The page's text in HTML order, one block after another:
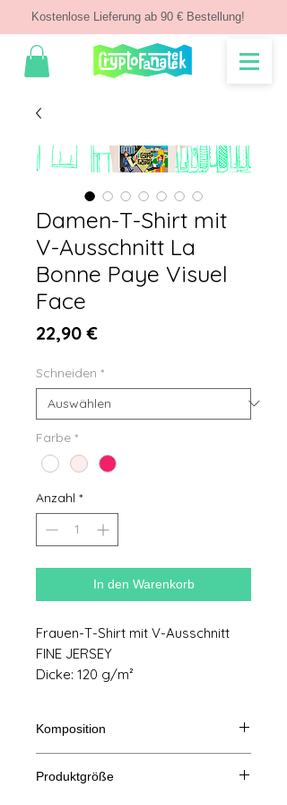
Kostenlose Lieferung ab 90 € Bestellung!
Damen-T-Shirt mit
V-Ausschnitt La
Bonne Paye Visuel
Face
22,90 €Preis
Schneiden *
Farbe *
Anzahl *
In den Warenkorb
Frauen-T-Shirt mit V-Ausschnitt
FINE JERSEY
Dicke: 120 g/m²
Komposition
Produktgröße